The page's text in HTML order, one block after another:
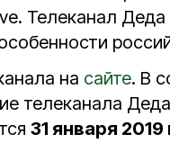
Телеканал
на сайте. В
телеканала
31 января 2019